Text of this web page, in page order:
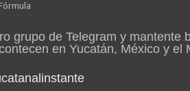
grupo de Telegram y mantente
en Yucatán, México y el